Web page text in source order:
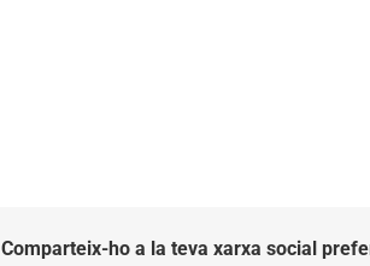
Comparteix-ho a la teva xarxa social